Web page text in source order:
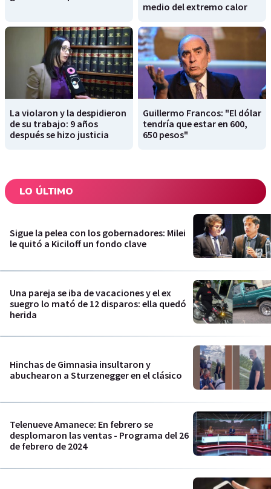
medio del extremo calor
La violaron y la despidieron
de su trabajo: 9 años
después se hizo justicia
Guillermo Francos: "El dólar
tendría que estar en 600,
650 pesos"
LO ÚLTIMO
Sigue la pelea con los gobernadores: Milei
le quitó a Kiciloff un fondo clave
Una pareja se iba de vacaciones y el ex
suegro lo mató de 12 disparos: ella quedó
herida
Hinchas de Gimnasia insultaron y
abuchearon a Sturzenegger en el clásico
Telenueve Amanece: En febrero se
desplomaron las ventas - Programa del 26
de febrero de 2024